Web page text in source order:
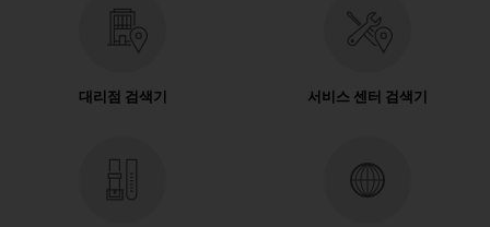
대리점 검색기 서비스 센터 검색기